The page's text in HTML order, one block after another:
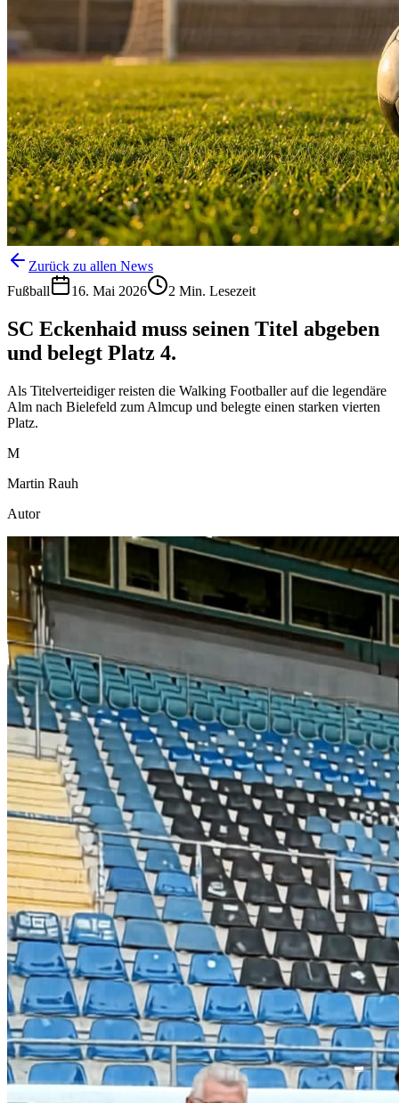
Zurück zu allen News
Fußball
16. Mai 2026 2 Min. Lesezeit
SC Eckenhaid muss seinen Titel abgeben
und belegt Platz 4.
Als Titelverteidiger reisten die Walking Footballer auf die legendäre
Alm nach Bielefeld zum Almcup und belegte einen starken vierten
Platz.
M
Martin Rauh
Autor